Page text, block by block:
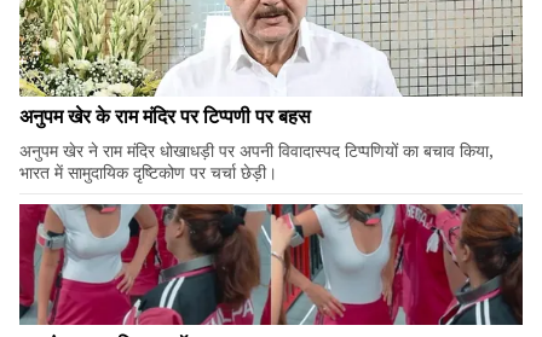
अनुपम खेर के राम मंदिर पर टिप्पणी पर बहस
अनुपम खेर ने राम मंदिर धोखाधड़ी पर अपनी विवादास्पद टिप्पणियों का बचाव किया,
भारत में सामुदायिक दृष्टिकोण पर चर्चा छेड़ी।